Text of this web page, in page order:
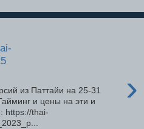
›
из Паттайи на 25-31
и цены на эти и
https://thai-